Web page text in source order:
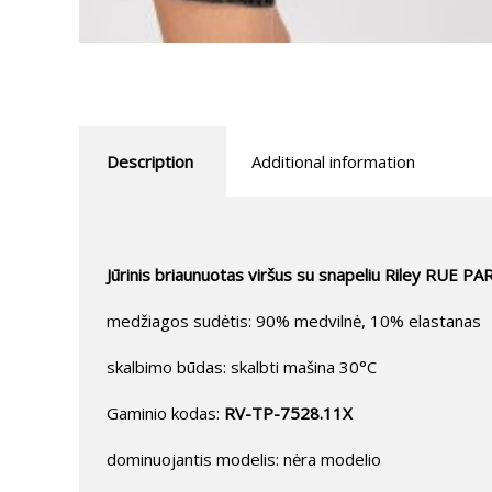
Description Additional information
Jūrinis briaunuotas viršus su snapeliu Riley RUE
medžiagos sudėtis: 90% medvilnė, 10% elastanas
skalbimo būdas: skalbti mašina 30°C
Gaminio kodas: RV-TP-7528.11X
dominuojantis modelis: nėra modelio